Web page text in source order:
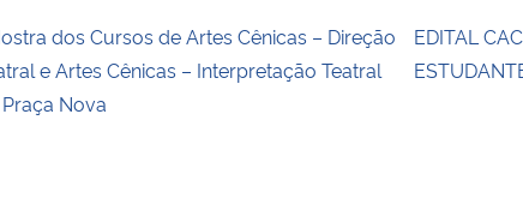
dos Cursos de Artes Cênicas – Direção
e Artes Cênicas – Interpretação Teatral
Nova
EDITAL